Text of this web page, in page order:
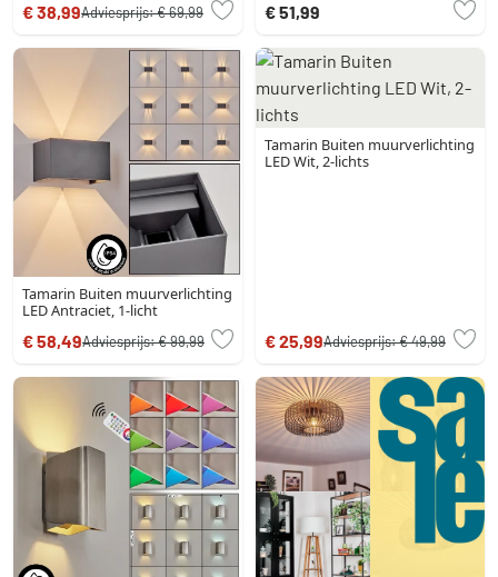
€ 38,99Adviesprijs:€ 69,99 € 51,99
Tamarin Buiten muurverlichting
LED Antraciet, 1-licht
€ 58,49Adviesprijs:€ 99,99
Tamarin Buiten muurverlichting
LED Wit, 2-lichts
€ 25,99Adviesprijs:€ 49,99